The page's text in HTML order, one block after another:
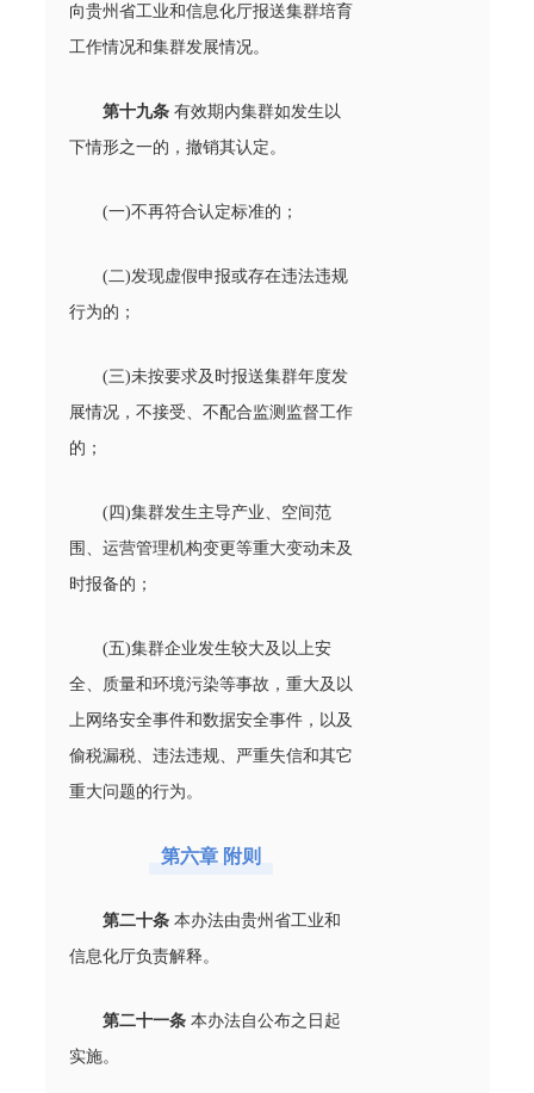
向贵州省工业和信息化厅报送集群培育
工作情况和集群发展情况。
第十九条有效期内集群如发生以
下情形之一的，撤销其认定。
(一)不再符合认定标准的；
(二)发现虚假申报或存在违法违规
行为的；
(三)未按要求及时报送集群年度发
展情况，不接受、不配合监测监督工作
的；
(四)集群发生主导产业、空间范
围、运营管理机构变更等重大变动未及
时报备的；
(五)集群企业发生较大及以上安
全、质量和环境污染等事故，重大及以
上网络安全事件和数据安全事件，以及
偷税漏税、违法违规、严重失信和其它
重大问题的行为。
第六章 附则
第二十条本办法由贵州省工业和
信息化厅负责解释。
第二十一条 本办法自公布之日起
实施。